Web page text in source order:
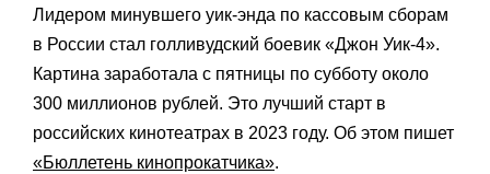
Лидером минувшего уик-энда по кассовым сборам
в России стал голливудский боевик «Джон Уик-4».
Картина заработала с пятницы по субботу около
300 миллионов рублей. Это лучший старт в
российских кинотеатрах в 2023 году. Об этом пишет
«Бюллетень кинопрокатчика».